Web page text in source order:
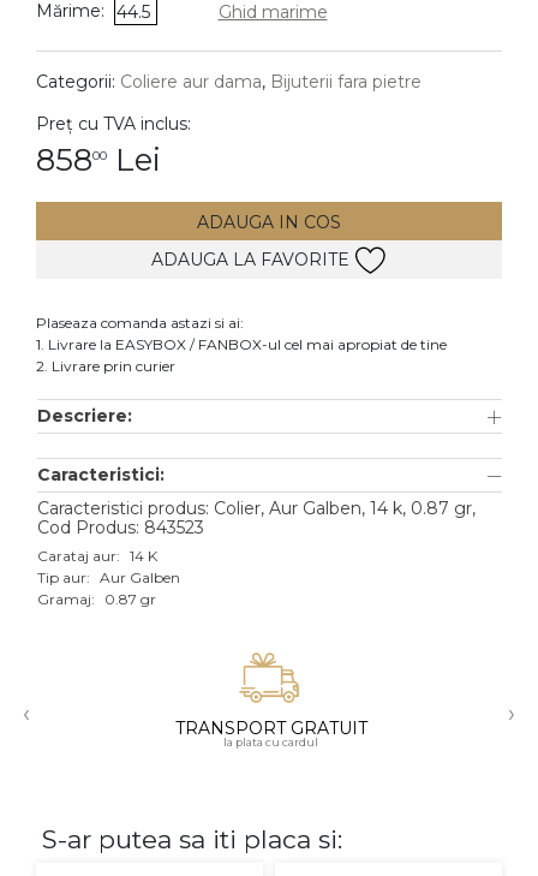
DIAMANTE Vezi toate
Cercei
Accesorii
Aur alb
Aur roz
Aur mixt
18K
Mărime: 44.5 Ghid marime
Categorii: Coliere aur dama, Bijuterii fara pietre
Preț cu TVA inclus:
85800 Lei
ADAUGA IN COS
ADAUGA LA FAVORITE
Plaseaza comanda astazi si ai:
1. Livrare la EASYBOX / FANBOX-ul cel mai apropiat de tine
2. Livrare prin curier
Descriere:
Caracteristici:
Caracteristici produs: Colier, Aur Galben, 14 k, 0.87 gr,
Cod Produs: 843523
Carataj aur: 14 K
Tip aur: Aur Galben
Gramaj:
0.87 gr
‹ TRANSPORT GRATUIT
la plata cu cardul
›
S-ar putea sa iti placa si: